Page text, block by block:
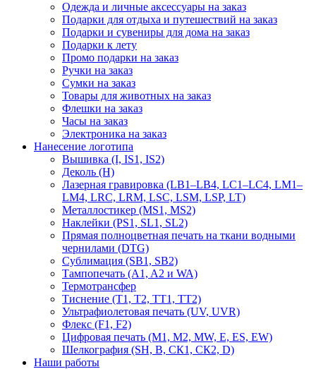
Одежда и личные аксессуары на заказ
Подарки для отдыха и путешествий на заказ
Подарки и сувениры для дома на заказ
Подарки к лету
Промо подарки на заказ
Ручки на заказ
Сумки на заказ
Товары для животных на заказ
Флешки на заказ
Часы на заказ
Электроника на заказ
Нанесение логотипа
Вышивка (I, IS1, IS2)
Деколь (H)
Лазерная гравировка (LB1–LB4, LC1–LC4, LM1–
LM4, LRC, LRM, LSC, LSM, LSP, LT)
Металлостикер (MS1, MS2)
Наклейки (PS1, SL1, SL2)
Прямая полноцветная печать на ткани водными
чернилами (DTG)
Сублимация (SB1, SB2)
Тампопечать (A1, A2 и WA)
Термотрансфер
Тиснение (Т1, Т2, ТT1, ТT2)
Ультрафиолетовая печать (UV, UVR)
Флекс (F1, F2)
Цифровая печать (M1, M2, MW, E, ES, EW)
Шелкография (SH, В, СК1, СК2, D)
Наши работы